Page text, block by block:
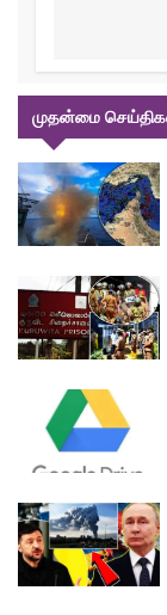
முதன்மை